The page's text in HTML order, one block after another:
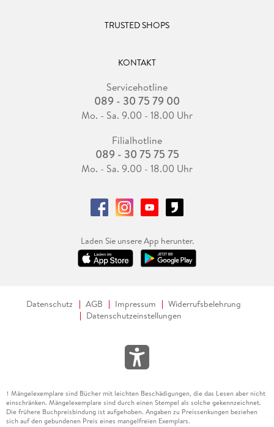
TRUSTED SHOPS
KONTAKT
Servicehotline
089 - 30 75 79 00
Mo. - Sa. 9.00 - 18.00 Uhr
Filialhotline
089 - 30 75 75 75
Mo. - Sa. 9.00 - 18.00 Uhr
Laden Sie unsere App herunter.
Datenschutz AGB Impressum
Widerrufsbelehrung
Datenschutzeinstellungen
1 Mängelexemplare sind Bücher mit leichten Beschädigungen, die das Lesen aber nicht
einschränken. Mängelexemplare sind durch einen Stempel als solche gekennzeichnet.
Die frühere Buchpreisbindung ist aufgehoben. Angaben zu Preissenkungen beziehen
sich auf den gebundenen Preis eines mangelfreien Exemplars.